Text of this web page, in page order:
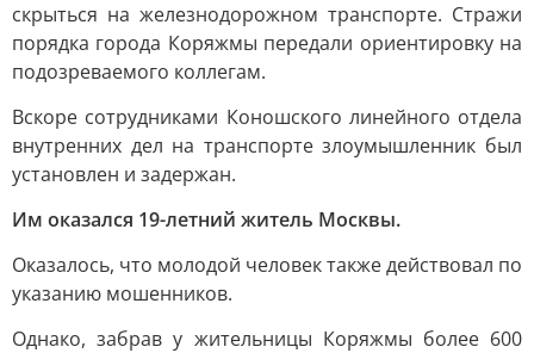
скрыться на железнодорожном транспорте. Стражи
порядка города Коряжмы передали ориентировку на
подозреваемого коллегам.
Вскоре сотрудниками Коношского линейного отдела
внутренних дел на транспорте злоумышленник был
установлен и задержан.
Им оказался 19-летний житель Москвы.
Оказалось, что молодой человек также действовал по
указанию мошенников.
Однако, забрав у жительницы Коряжмы более 600